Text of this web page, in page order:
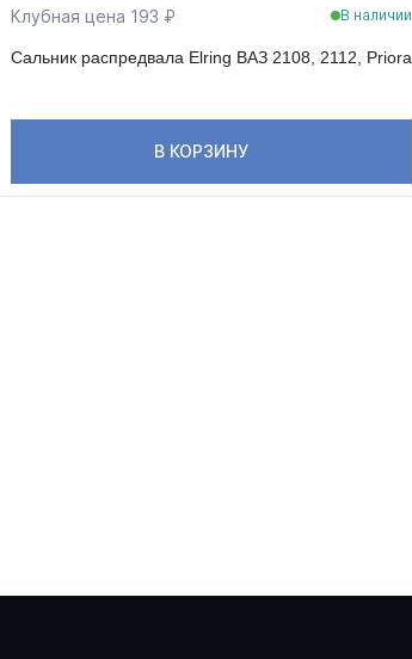
Клубная цена 193 ₽ В наличии
Сальник распредвала Elring ВАЗ 2108, 2112, Priora
В КОРЗИНУ